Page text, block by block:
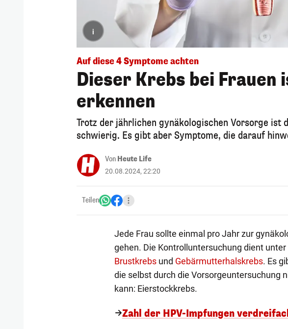
i
Auf diese 4 Symptome achten
Dieser Krebs bei Frauen
erkennen
Trotz der jährlichen gynäkologischen Vorsorge ist
schwierig. Es gibt aber Symptome, die darauf
Von Heute Life
20.08.2024, 22:20
Teilen
Jede Frau sollte einmal pro Jahr zur
gehen. Die Kontrolluntersuchung dient
Brustkrebsund Gebärmutterhalskrebs. Es
die selbst durch die Vorsorgeuntersuchung
kann: Eierstockkrebs.
Zahl der HPV-Impfungen